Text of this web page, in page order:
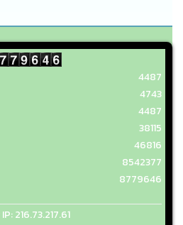
4487
4743
4487
38115
46816
8542377
8779646
216.73.217.61